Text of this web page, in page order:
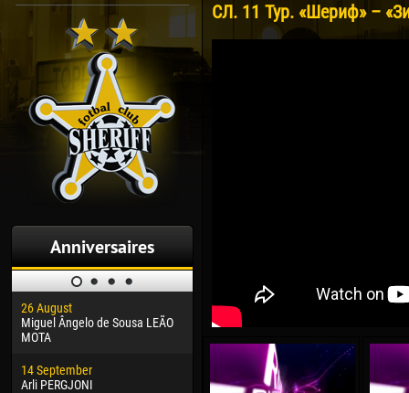
Anniversaires
26 August
Miguel Ângelo de Sousa LEÃO
MOTA
14 September
Arli PERGJONI
30 January
Dhoraso Moreo KLAS
24 February
Vladislav COSTIN
04
13
СЛ. 11 Тур. «Шериф» –